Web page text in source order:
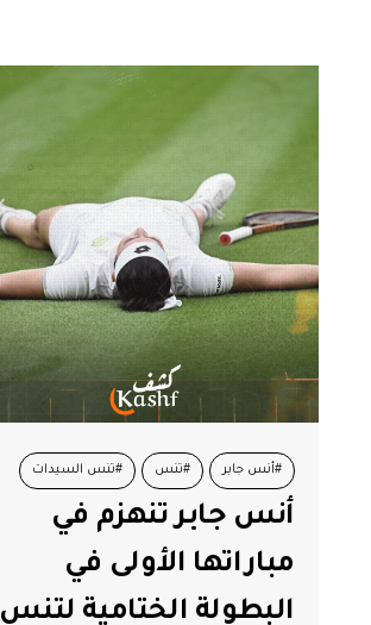
#أنس جابر #تنس #تنس السيدات
#كوكو جوف
أنس جابر تنهزم في
مباراتها الأولى في
البطولة الختامية لتنس